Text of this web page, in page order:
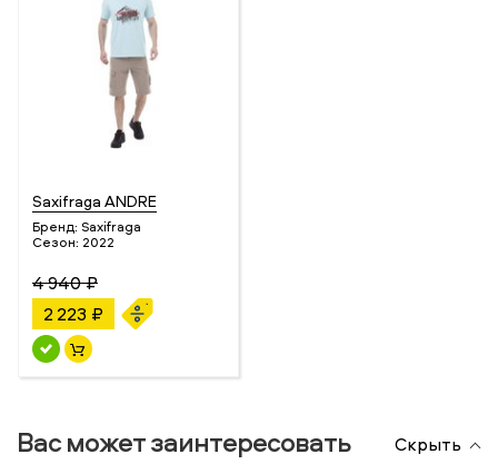
Saxifraga ANDRE
Бренд: Saxifraga
Сезон: 2022
4 940 ₽
2 223 ₽
Вас может заинтересовать Скрыть